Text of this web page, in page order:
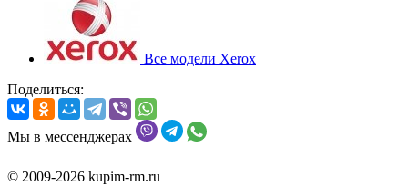
Все модели Xerox
Поделиться:
Мы в мессенджерах
© 2009-2026 kupim-rm.ru